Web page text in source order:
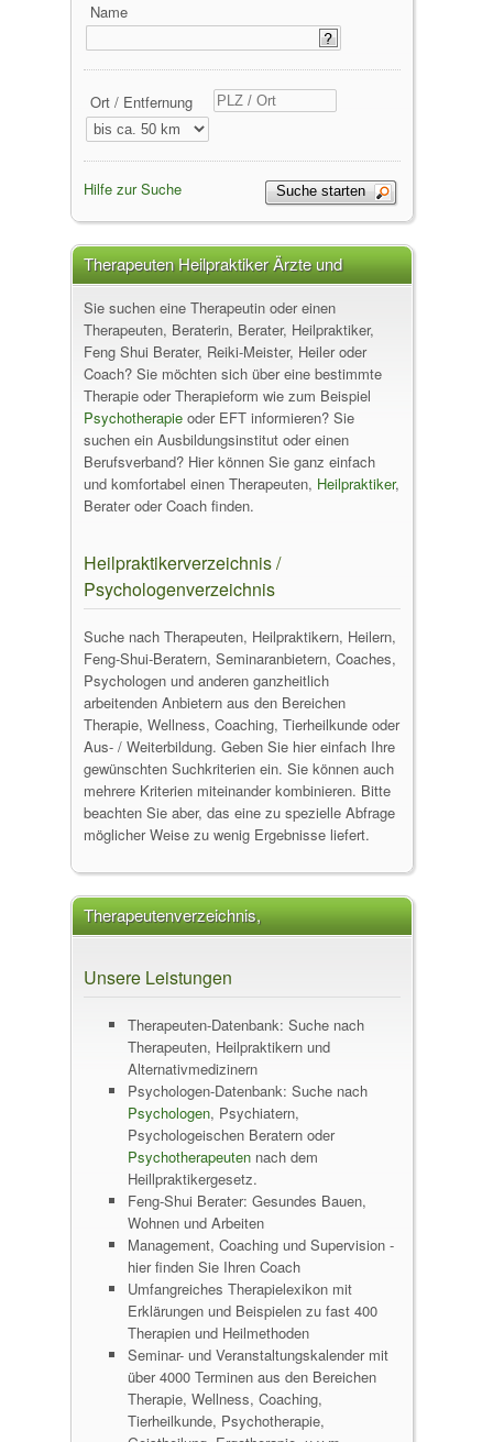
Name
Ort / Entfernung
Hilfe zur Suche
Therapeuten Heilpraktiker Ärzte und
Psychologen finden
Sie suchen eine Therapeutin oder einen
Therapeuten, Beraterin, Berater, Heilpraktiker,
Feng Shui Berater, Reiki-Meister, Heiler oder
Coach? Sie möchten sich über eine bestimmte
Therapie oder Therapieform wie zum Beispiel
Psychotherapie oder EFT informieren? Sie
suchen ein Ausbildungsinstitut oder einen
Berufsverband? Hier können Sie ganz einfach
und komfortabel einen Therapeuten, Heilpraktiker,
Berater oder Coach finden.
Heilpraktikerverzeichnis /
Psychologenverzeichnis
Suche nach Therapeuten, Heilpraktikern, Heilern,
Feng-Shui-Beratern, Seminaranbietern, Coaches,
Psychologen und anderen ganzheitlich
arbeitenden Anbietern aus den Bereichen
Therapie, Wellness, Coaching, Tierheilkunde oder
Aus- / Weiterbildung. Geben Sie hier einfach Ihre
gewünschten Suchkriterien ein. Sie können auch
mehrere Kriterien miteinander kombinieren. Bitte
beachten Sie aber, das eine zu spezielle Abfrage
möglicher Weise zu wenig Ergebnisse liefert.
Therapeutenverzeichnis,
Heilpraktikerdatenbank
Unsere Leistungen
Therapeuten-Datenbank: Suche nach
Therapeuten, Heilpraktikern und
Alternativmedizinern
Psychologen-Datenbank: Suche nach
Psychologen, Psychiatern,
Psychologeischen Beratern oder
Psychotherapeuten nach dem
Heillpraktikergesetz.
Feng-Shui Berater: Gesundes Bauen,
Wohnen und Arbeiten
Management, Coaching und Supervision -
hier finden Sie Ihren Coach
Umfangreiches Therapielexikon mit
Erklärungen und Beispielen zu fast 400
Therapien und Heilmethoden
Seminar- und Veranstaltungskalender mit
über 4000 Terminen aus den Bereichen
Therapie, Wellness, Coaching,
Tierheilkunde, Psychotherapie,